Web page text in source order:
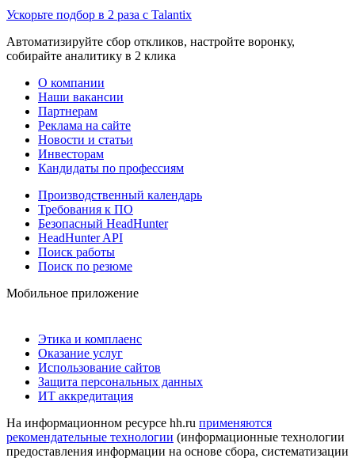
Ускорьте подбор в 2 раза с Talantix
Автоматизируйте сбор откликов, настройте воронку,
собирайте аналитику в 2 клика
О компании
Наши вакансии
Партнерам
Реклама на сайте
Новости и статьи
Инвесторам
Кандидаты по профессиям
Производственный календарь
Требования к ПО
Безопасный HeadHunter
HeadHunter API
Поиск работы
Поиск по резюме
Мобильное приложение
Этика и комплаенс
Оказание услуг
Использование сайтов
Защита персональных данных
ИТ аккредитация
На информационном ресурсе hh.ru применяются
рекомендательные технологии (информационные технологии
предоставления информации на основе сбора, систематизации